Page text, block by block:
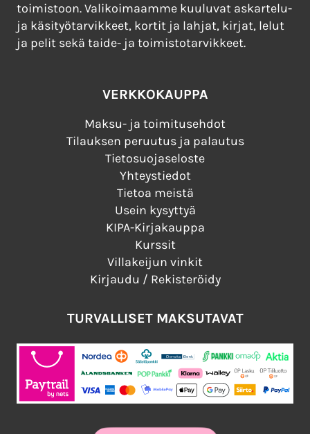
toimistoon. Valikoimaamme kuuluvat askartelu-
ja käsityötarvikkeet, kortit ja lahjat, kirjat, lelut
ja pelit sekä taide- ja toimistotarvikkeet.
VERKKOKAUPPA
Maksu- ja toimitusehdot
Tilauksen peruutus ja palautus
Tietosuojaseloste
Yhteystiedot
Tietoa meistä
Usein kysyttyä
KIPA-Kirjakauppa
Kurssit
Villakeijun vinkit
Kirjaudu / Rekisteröidy
TURVALLISET MAKSUTAVAT